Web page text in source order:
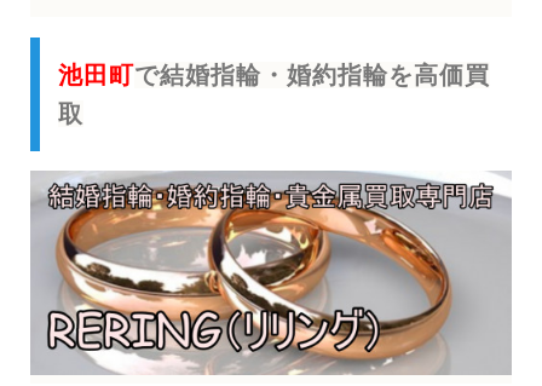
池田町で結婚指輪・婚約指輪を高価買
取